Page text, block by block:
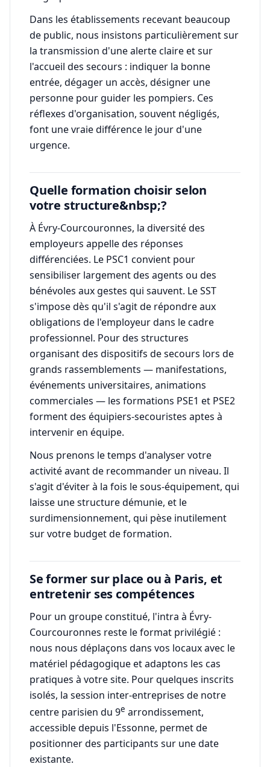
Dans les établissements recevant beaucoup
de public, nous insistons particulièrement sur
la transmission d'une alerte claire et sur
l'accueil des secours : indiquer la bonne
entrée, dégager un accès, désigner une
personne pour guider les pompiers. Ces
réflexes d'organisation, souvent négligés,
font une vraie différence le jour d'une
urgence.
Quelle formation choisir selon
votre structure&nbsp;?
À Évry-Courcouronnes, la diversité des
employeurs appelle des réponses
différenciées. Le PSC1 convient pour
sensibiliser largement des agents ou des
bénévoles aux gestes qui sauvent. Le SST
s'impose dès qu'il s'agit de répondre aux
obligations de l'employeur dans le cadre
professionnel. Pour des structures
organisant des dispositifs de secours lors de
grands rassemblements — manifestations,
événements universitaires, animations
commerciales — les formations PSE1 et PSE2
forment des équipiers-secouristes aptes à
intervenir en équipe.
Nous prenons le temps d'analyser votre
activité avant de recommander un niveau. Il
s'agit d'éviter à la fois le sous-équipement, qui
laisse une structure démunie, et le
surdimensionnement, qui pèse inutilement
sur votre budget de formation.
Se former sur place ou à Paris, et
entretenir ses compétences
Pour un groupe constitué, l'intra à Évry-
Courcouronnes reste le format privilégié :
nous nous déplaçons dans vos locaux avec le
matériel pédagogique et adaptons les cas
pratiques à votre site. Pour quelques inscrits
isolés, la session inter-entreprises de notre
centre parisien du 9e arrondissement,
accessible depuis l'Essonne, permet de
positionner des participants sur une date
existante.